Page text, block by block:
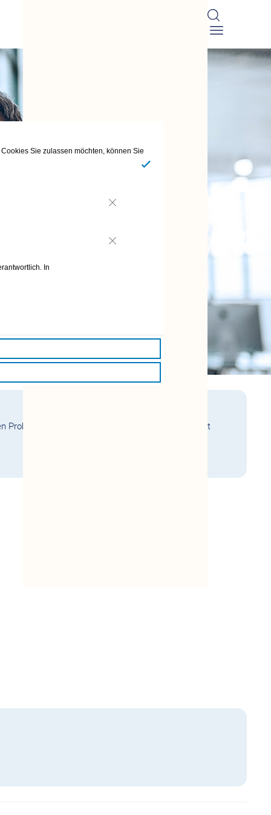
Sie zulassen möchten, können Sie
In
Problemen. Im Mittelpunkt steht der Austausch mit